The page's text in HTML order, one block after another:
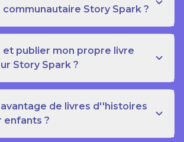
Story Spark ?
et publier mon propre livre
Story Spark ?
de livres d''histoires
enfants ?